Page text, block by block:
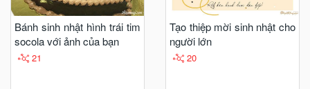
Bánh sinh nhật hình trái tim
socola với ảnh của bạn
21
Tạo thiệp mời sinh nhật cho
người lớn
20